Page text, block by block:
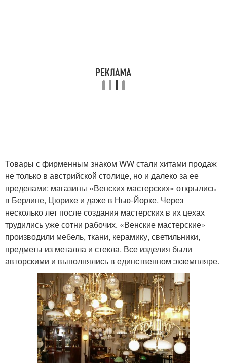
Товары с фирменным знаком WW стали хитами продаж
не только в австрийской столице, но и далеко за ее
пределами: магазины «Венских мастерских» открылись
в Берлине, Цюрихе и даже в Нью-Йорке. Через
несколько лет после создания мастерских в их цехах
трудились уже сотни рабочих. «Венские мастерские»
производили мебель, ткани, керамику, светильники,
предметы из металла и стекла. Все изделия были
авторскими и выполнялись в единственном экземпляре.